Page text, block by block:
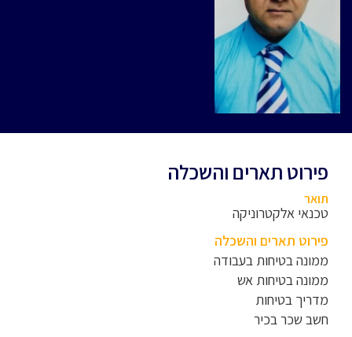
פירוט תארים והשכלה
תואר
טכנאי אלקטרוניקה
פירוט תארים והשכלה
ממונה בטיחות בעבודה
ממונה בטיחות אש
מדריך בטיחות
חשב שכר בכיר